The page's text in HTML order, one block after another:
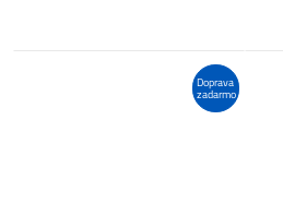
Doprava
zadarmo